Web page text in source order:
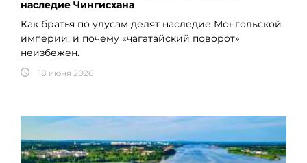
наследие Чингисхана
Как братья по улусам делят наследие Монгольской
империи, и почему «чагатайский поворот»
неизбежен.
18 июня 2026